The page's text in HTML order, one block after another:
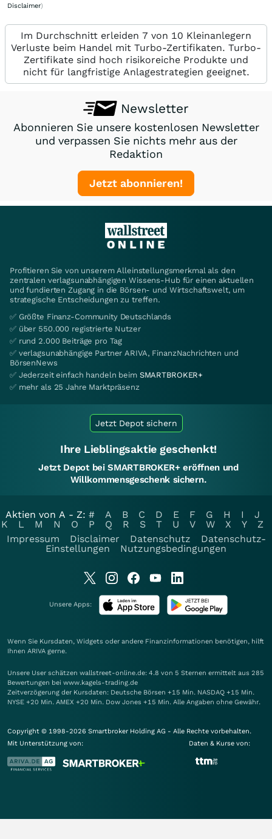
Disclaimer)
Im Durchschnitt erleiden 7 von 10 Kleinanlegern
Verluste beim Handel mit Turbo-Zertifikaten. Turbo-
Zertifikate sind hoch risikoreiche Produkte und
nicht für langfristige Anlagestrategien geeignet.
Newsletter
Abonnieren Sie unsere kostenlosen Newsletter
und verpassen Sie nichts mehr aus der
Redaktion
Jetzt abonnieren!
Profitieren Sie von unserem Alleinstellungsmerkmal als den
zentralen verlagsunabhängigen Wissens-Hub für einen aktuellen
und fundierten Zugang in die Börsen- und Wirtschaftswelt, um
strategische Entscheidungen zu treffen.
✅ Größte Finanz-Community Deutschlands
✅ über 550.000 registrierte Nutzer
✅ rund 2.000 Beiträge pro Tag
✅ verlagsunabhängige Partner ARIVA, FinanzNachrichten und
BörsenNews
✅ Jederzeit einfach handeln beim SMARTBROKER+
✅ mehr als 25 Jahre Marktpräsenz
Jetzt Depot sichern
Ihre Lieblingsaktie geschenkt!
Jetzt Depot bei SMARTBROKER+ eröffnen und
Willkommensgeschenk sichern.
Aktien von A - Z: # A B C D E F G H I
J
K
L M N O P Q R S T U V W X Y
Z
Impressum
Disclaimer Datenschutz
Datenschutz-
Einstellungen
Nutzungsbedingungen
Unsere Apps:
Wenn Sie Kursdaten, Widgets oder andere Finanzinformationen benötigen, hilft
Ihnen ARIVA gerne.
Unsere User schätzen wallstreet-online.de: 4.8 von 5 Sternen ermittelt aus 285
Bewertungen bei www.kagels-trading.de
Zeitverzögerung der Kursdaten: Deutsche Börsen +15 Min. NASDAQ +15 Min.
NYSE +20 Min. AMEX +20 Min. Dow Jones +15 Min. Alle Angaben ohne Gewähr.
Copyright © 1998-2026 Smartbroker Holding AG - Alle Rechte vorbehalten.
Mit Unterstützung von:
Daten & Kurse von: